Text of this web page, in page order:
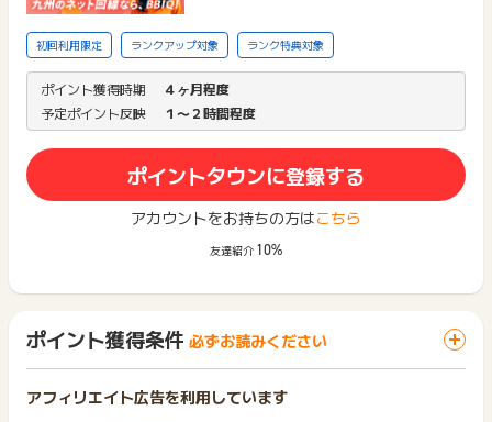
初回利用限定 ランクアップ対象 ランク特典対象
ポイント獲得時期
４ヶ月程度
予定ポイント反映
１〜２時間程度
ポイントタウンに登録する
アカウントをお持ちの方はこちら
友達紹介 10%
ポイント獲得条件 必ずお読みください
アフィリエイト広告を利用しています